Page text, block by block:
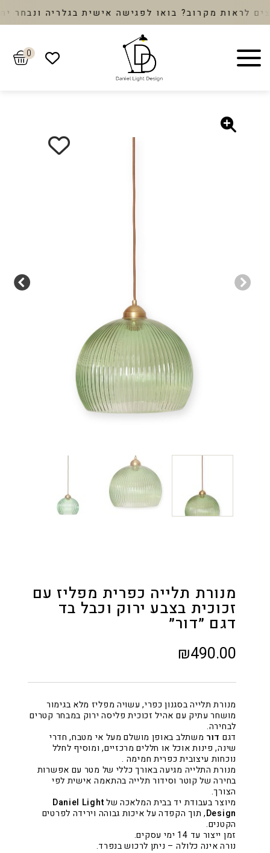
לראות מקרוב? בואו לפגישה אישית בגלריה ונבחר
0
מנורת תלייה כפרית מפליז עם
זכוכית בצבע ירוק וכבל בד
דגם ״דור״
₪490.00
מנורת תלייה בסגנון כפרי, עשויה מפליז מלא בגימור
מושחר עתיק עם אהיל זכוכית פליסה ירוק במבחר קטרים
לבחירה.
דגם דור משתלב באופן מושלם מעל אי מטבח, חדרי
שינה, פינות אוכל או חללים מרכזיים, ומוסיף לחלל
נוכחות עיצובית כפרית חמימה .
מנורת התלייה מגיעה באורך כללי של מטר עם אפשרות
בחירה של קוטר וסידור תלייה בהתאמה אישית לפי
הצורך.
מיוצר בעבודת יד בבית המלאכה שלDaniel Light
Design, תוך הקפדה על איכות גבוהה וירידה לפרטים
הקטנים.
זמן ייצור עד 14 ימי עסקים.
נורה אינה כלולה – ניתן לרכוש בנפרד.